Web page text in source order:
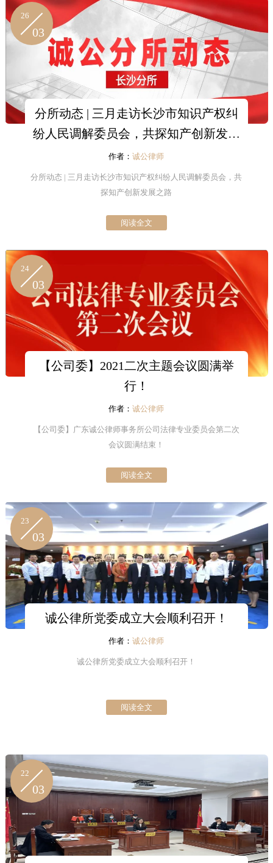
26
03
分所动态 | 三月走访长沙市知识产权纠
纷人民调解委员会，共探知产创新发展
之路
作者：诚公律师
分所动态 | 三月走访长沙市知识产权纠纷人民调解委员会，共
探知产创新发展之路
阅读全文
24
03
【公司委】2021二次主题会议圆满举
行！
作者：诚公律师
【公司委】广东诚公律师事务所公司法律专业委员会第二次
会议圆满结束！
阅读全文
23
03
诚公律所党委成立大会顺利召开！
作者：诚公律师
诚公律所党委成立大会顺利召开！
阅读全文
22
03